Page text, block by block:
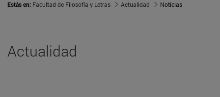
Estás en: Facultad de Filosofía y Letras Actualidad Noticias
Actualidad